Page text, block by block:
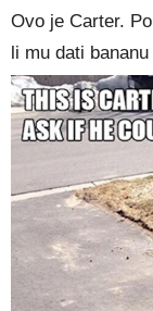
Ovo je Carter.
li mu dati